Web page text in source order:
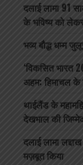
दलाई लामा 91
के भविष्य को
भव्य बौद्ध धम्म
‘विकसित भारत
अहम: हिमाचल के
थाईलैंड के
देखभाल की
दलाई लामा
मज़बूत किया